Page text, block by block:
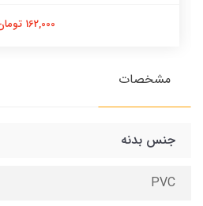
162,000 تومان
مشخصات
جنس بدنه
PVC